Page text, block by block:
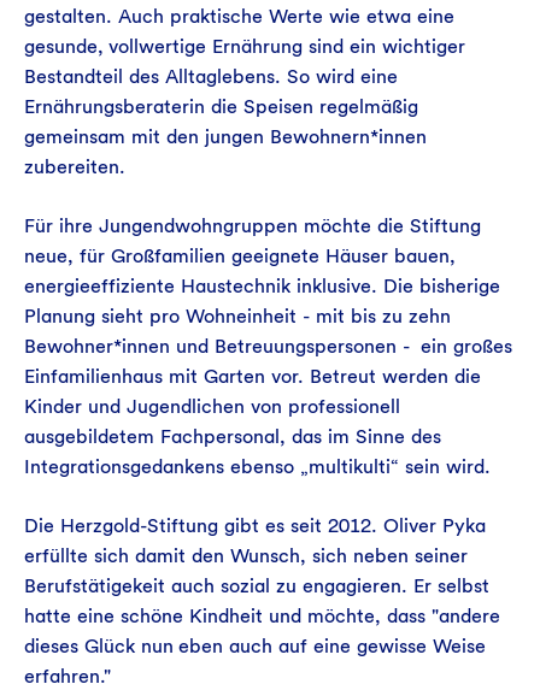
gestalten. Auch praktische Werte wie etwa eine
gesunde, vollwertige Ernährung sind ein wichtiger
Bestandteil des Alltaglebens. So wird eine
Ernährungsberaterin die Speisen regelmäßig
gemeinsam mit den jungen Bewohnern*innen
zubereiten.
Für ihre Jungendwohngruppen möchte die Stiftung
neue, für Großfamilien geeignete Häuser bauen,
energieeffiziente Haustechnik inklusive. Die bisherige
Planung sieht pro Wohneinheit - mit bis zu zehn
Bewohner*innen und Betreuungspersonen - ein großes
Einfamilienhaus mit Garten vor. Betreut werden die
Kinder und Jugendlichen von professionell
ausgebildetem Fachpersonal, das im Sinne des
Integrationsgedankens ebenso „multikulti“ sein wird.
Die Herzgold-Stiftung gibt es seit 2012. Oliver Pyka
erfüllte sich damit den Wunsch, sich neben seiner
Berufstätigekeit auch sozial zu engagieren. Er selbst
hatte eine schöne Kindheit und möchte, dass "andere
dieses Glück nun eben auch auf eine gewisse Weise
erfahren."